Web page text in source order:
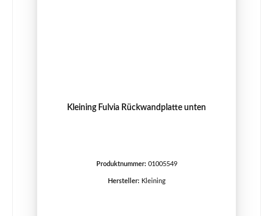
Kleining Fulvia Rückwandplatte unten
Produktnummer: 01005549
Hersteller: Kleining